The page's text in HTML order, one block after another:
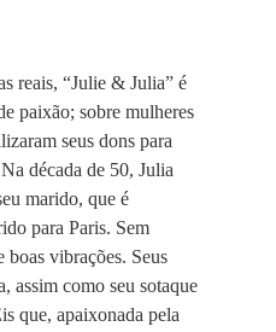
reais, “Julie & Julia” é
paixão; sobre mulheres
seus dons para
década de 50, Julia
marido, que é
para Paris. Sem
boas vibrações. Seus
assim como seu sotaque
que, apaixonada pela